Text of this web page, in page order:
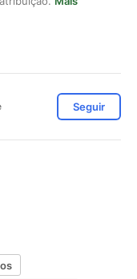
Seguir